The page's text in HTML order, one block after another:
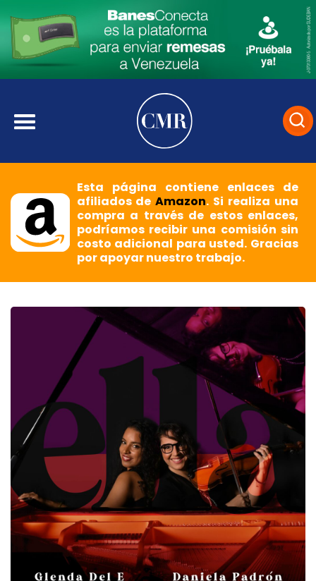
Esta página contiene enlaces de
afiliados deAmazon. Si realiza una
compra a través de estos enlaces,
podríamos recibir una comisión sin
costo adicional para usted. Gracias
por apoyar nuestro trabajo.